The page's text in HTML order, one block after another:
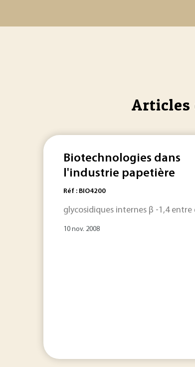
Articles
Biotechnologies dans
l'industrie papetière
Réf : BIO4200
glycosidiques internes β -1,4 entre
10 nov. 2008